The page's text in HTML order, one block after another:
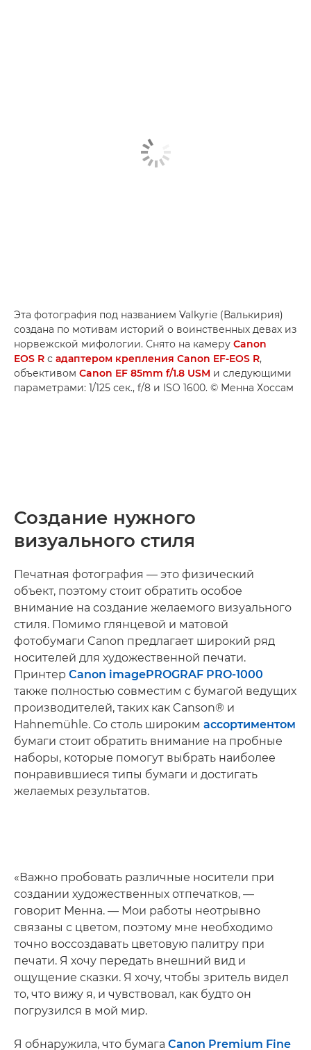
Эта фотография под названием Valkyrie (Валькирия)
создана по мотивам историй о воинственных девах из
норвежской мифологии. Снято на камеру Canon
EOS R с адаптером крепления Canon EF-EOS R,
объективом Canon EF 85mm f/1.8 USM и следующими
параметрами: 1/125 сек., f/8 и ISO 1600. © Менна Хоссам
Создание нужного
визуального стиля
Печатная фотография — это физический
объект, поэтому стоит обратить особое
внимание на создание желаемого визуального
стиля. Помимо глянцевой и матовой
фотобумаги Canon предлагает широкий ряд
носителей для художественной печати.
Принтер Canon imagePROGRAF PRO-1000
также полностью совместим с бумагой ведущих
производителей, таких как Canson® и
Hahnemühle. Со столь широким ассортиментом
бумаги стоит обратить внимание на пробные
наборы, которые помогут выбрать наиболее
понравившиеся типы бумаги и достигать
желаемых результатов.
«Важно пробовать различные носители при
создании художественных отпечатков, —
говорит Менна. — Мои работы неотрывно
связаны с цветом, поэтому мне необходимо
точно воссоздавать цветовую палитру при
печати. Я хочу передать внешний вид и
ощущение сказки. Я хочу, чтобы зритель видел
то, что вижу я, и чувствовал, как будто он
погрузился в мой мир.
Я обнаружила, что бумага Canon Premium Fine